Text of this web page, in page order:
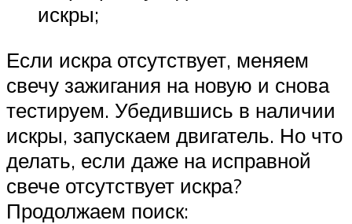
искры;
Если искра отсутствует, меняем
свечу зажигания на новую и снова
тестируем. Убедившись в наличии
искры, запускаем двигатель. Но что
делать, если даже на исправной
свече отсутствует искра?
Продолжаем поиск: